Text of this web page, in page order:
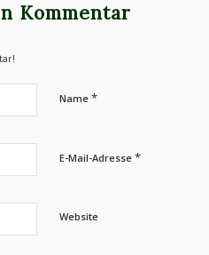
Kommentar
Name *
E-Mail-Adresse *
Website